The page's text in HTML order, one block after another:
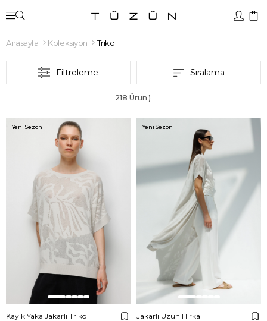
Anasayfa Koleksiyon Triko
Filtreleme Sıralama
218 Ürün
Kayık Yaka Jakarlı Triko
Yeni Sezon
Jakarlı Uzun Hırka
Yeni Sezon